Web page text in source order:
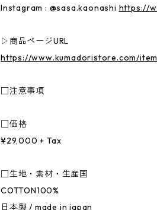
Instagram : @sasa.kaonashi https://
▷商品ページURL
https://www.kumadoristore.com/
□注意事項
□価格
¥29,000 + Tax
□生地・素材・生産国
COTTON100%
日本製 / made in japan